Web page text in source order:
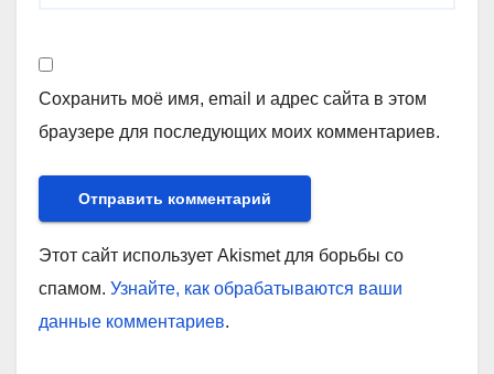
Сохранить моё имя, email и адрес сайта в этом
браузере для последующих моих комментариев.
Этот сайт использует Akismet для борьбы со
спамом. Узнайте, как обрабатываются ваши
данные комментариев.